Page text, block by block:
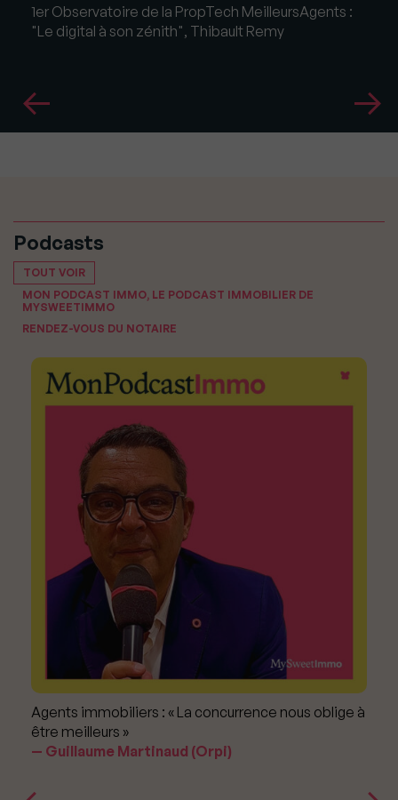
1er Observatoire de la PropTech MeilleursAgents :
"Le digital à son zénith", Thibault Remy
Podcasts
TOUT VOIR
MON PODCAST IMMO, LE PODCAST IMMOBILIER DE
MYSWEETIMMO
RENDEZ-VOUS DU NOTAIRE
Agents immobiliers : « La concurrence nous oblige à
être meilleurs »
Guillaume Martinaud (Orpi)